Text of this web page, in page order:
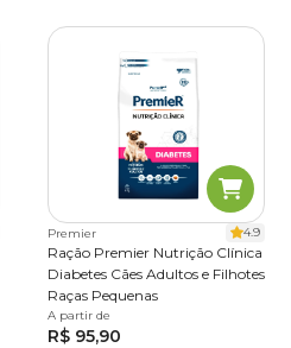
Premier 4.9
Ração Premier Nutrição Clínica
Diabetes Cães Adultos e Filhotes
Raças Pequenas
2 kg 10,1 kg
A partir de
R$ 95,90